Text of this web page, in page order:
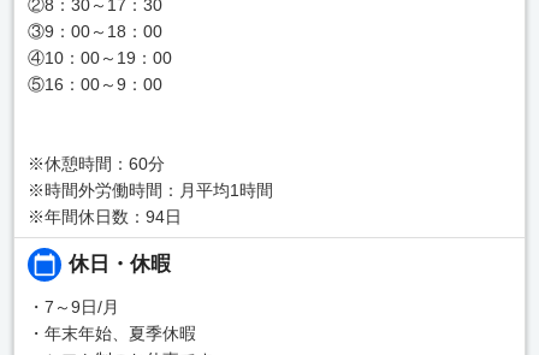
②8：30～17：30
③9：00～18：00
④10：00～19：00
⑤16：00～9：00
※休憩時間：60分
※時間外労働時間：月平均1時間
※年間休日数：94日
休日・休暇
・7～9日/月
・年末年始、夏季休暇